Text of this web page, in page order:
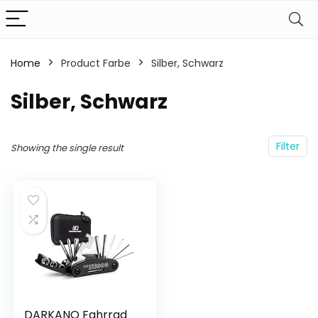
Home Product Farbe ‎Silber, Schwarz
‎Silber, Schwarz
Filter
Showing the single result